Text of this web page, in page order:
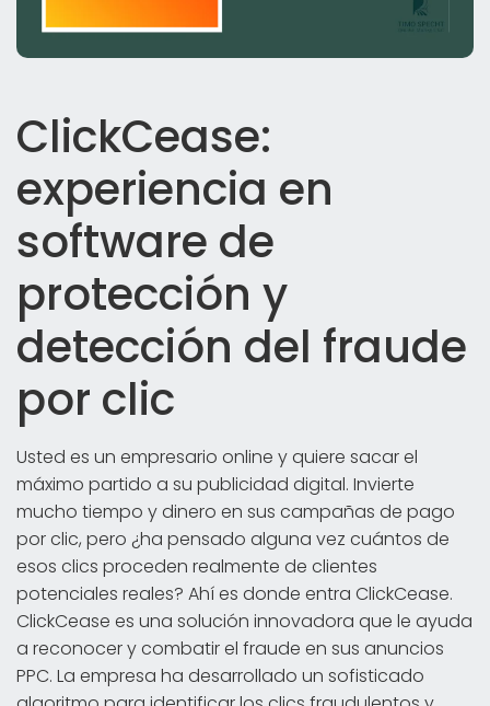
ClickCease:
experiencia en
software de
protección y
detección del fraude
por clic
Usted es un empresario online y quiere sacar el
máximo partido a su publicidad digital. Invierte
mucho tiempo y dinero en sus campañas de pago
por clic, pero ¿ha pensado alguna vez cuántos de
esos clics proceden realmente de clientes
potenciales reales? Ahí es donde entra ClickCease.
ClickCease es una solución innovadora que le ayuda
a reconocer y combatir el fraude en sus anuncios
PPC. La empresa ha desarrollado un sofisticado